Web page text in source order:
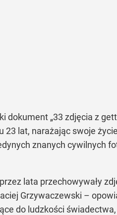
dokument „33 zdjęcia z
lat, narażając swoje
znanych cywilnych
lata przechowywały
Grzywaczewski –
do ludzkości